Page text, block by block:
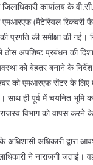
कार्यालय के
(मैटेरियल रिकवरी
प्रगति की समीक्षा की गई।
ठोस अपशिष्ट प्रबंधन की
को बेहतर बनाने के निर्देश
को एमआरएफ सेंटर के
साथ ही पूर्व में चयनित भूमि
विभाग को वापस करने के
अधिशासी अधिकारी द्वारा
ने नाराजगी जताई।